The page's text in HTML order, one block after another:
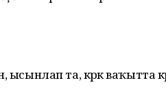
та, кәрәк ваҡытта